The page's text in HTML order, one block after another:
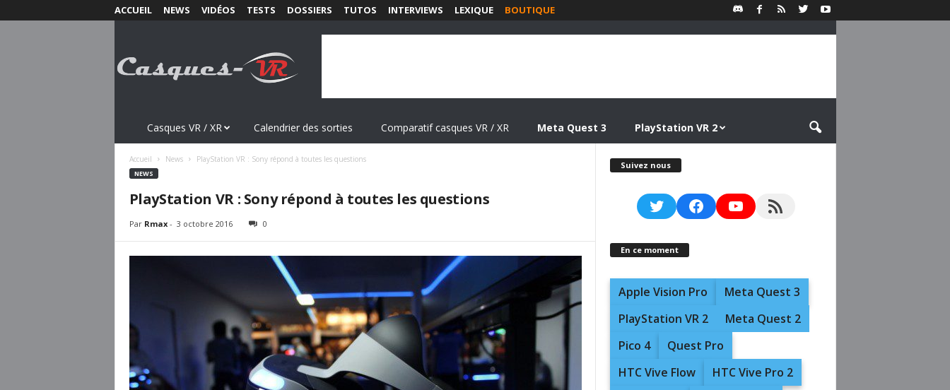
ACCUEIL NEWS VIDÉOS TESTS DOSSIERS TUTOS INTERVIEWS LEXIQUE BOUTIQUE
s
Casques VR / XR Calendrier des sorties Comparatif casques VR / XR Meta Quest 3 PlayStation VR 2
Accueil News PlayStation VR : Sony répond à toutes les questions
NEWS
PlayStation VR : Sony répond à toutes les questions
Par Rmax- 3 octobre 2016 0
Suivez nous
TwitterFacebookYouTubeRSS Feed
En ce moment
Apple Vision Pro
Meta Quest 3
PlayStation VR 2
Meta Quest 2
Pico 4
Quest Pro
HTC Vive Flow
HTC Vive Pro 2